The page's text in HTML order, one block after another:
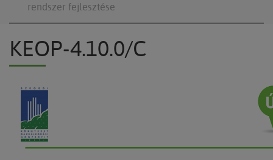
rendszer fejlesztése
KEOP-4.10.0/C